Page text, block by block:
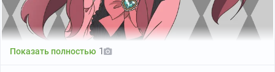
Показать полностью 1